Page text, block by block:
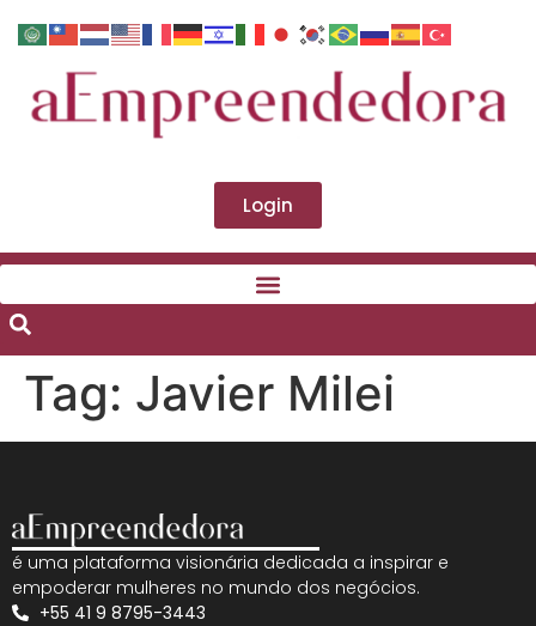
Login
Tag: Javier Milei
é uma plataforma visionária dedicada a inspirar e
empoderar mulheres no mundo dos negócios.
+55 41 9 8795-3443